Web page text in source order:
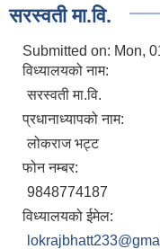
सरस्वती मा.वि.
Submitted on: Mon,
विध्यालयको नाम:
सरस्वती मा.वि.
प्रधानाध्यापको नाम:
लोकराज भट्ट
फोन नम्बर:
9848774187
विध्यालयको ईमेल: